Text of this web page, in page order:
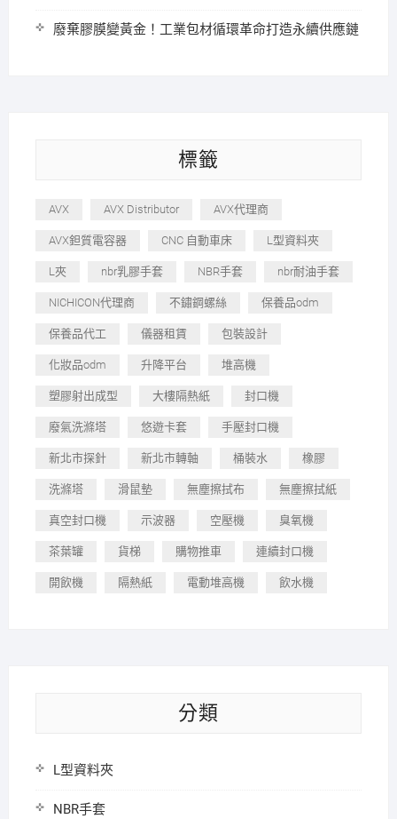
廢棄膠膜變黃金！工業包材循環革命打造永續供應鏈
標籤
AVX AVX Distributor AVX代理商
AVX鉭質電容器 CNC 自動車床 L型資料夾
L夾 nbr乳膠手套 NBR手套 nbr耐油手套
NICHICON代理商 不鏽鋼螺絲 保養品odm
保養品代工 儀器租賃 包裝設計
化妝品odm 升降平台 堆高機
塑膠射出成型 大樓隔熱紙 封口機
廢氣洗滌塔 悠遊卡套 手壓封口機
新北市探針 新北市轉軸 桶裝水 橡膠
洗滌塔 滑鼠墊 無塵擦拭布 無塵擦拭紙
真空封口機 示波器 空壓機 臭氧機
茶葉罐 貨梯 購物推車 連續封口機
開飲機 隔熱紙 電動堆高機 飲水機
分類
L型資料夾
NBR手套